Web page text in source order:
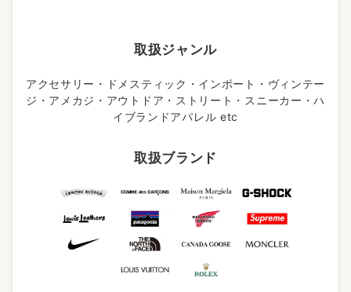
取扱ジャンル
アクセサリー・ドメスティック・インポート・ヴィンテー
ジ・アメカジ・アウトドア・ストリート・スニーカー・ハ
イブランドアパレル etc
取扱ブランド